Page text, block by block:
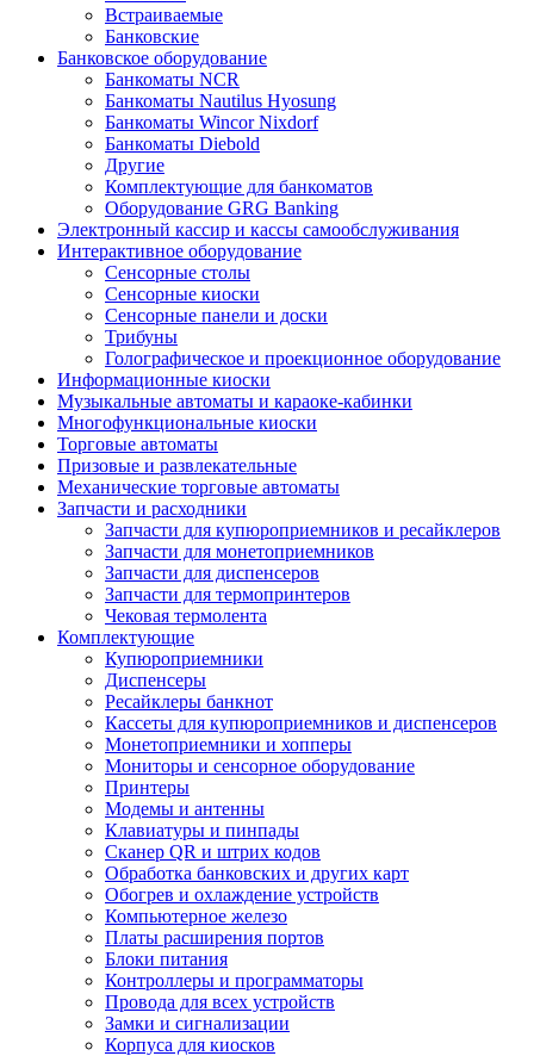
Встраиваемые
Банковские
Банковское оборудование
Банкоматы NCR
Банкоматы Nautilus Hyosung
Банкоматы Wincor Nixdorf
Банкоматы Diebold
Другие
Комплектующие для банкоматов
Оборудование GRG Banking
Электронный кассир и кассы самообслуживания
Интерактивное оборудование
Сенсорные столы
Сенсорные киоски
Сенсорные панели и доски
Трибуны
Голографическое и проекционное оборудование
Информационные киоски
Музыкальные автоматы и караоке-кабинки
Многофункциональные киоски
Торговые автоматы
Призовые и развлекательные
Механические торговые автоматы
Запчасти и расходники
Запчасти для купюроприемников и ресайклеров
Запчасти для монетоприемников
Запчасти для диспенсеров
Запчасти для термопринтеров
Чековая термолента
Комплектующие
Купюроприемники
Диспенсеры
Ресайклеры банкнот
Кассеты для купюроприемников и диспенсеров
Монетоприемники и хопперы
Мониторы и сенсорное оборудование
Принтеры
Модемы и антенны
Клавиатуры и пинпады
Сканер QR и штрих кодов
Обработка банковских и других карт
Обогрев и охлаждение устройств
Компьютерное железо
Платы расширения портов
Блоки питания
Контроллеры и программаторы
Провода для всех устройств
Замки и сигнализации
Корпуса для киосков